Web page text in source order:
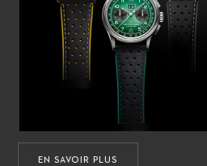
EN SAVOIR PLUS